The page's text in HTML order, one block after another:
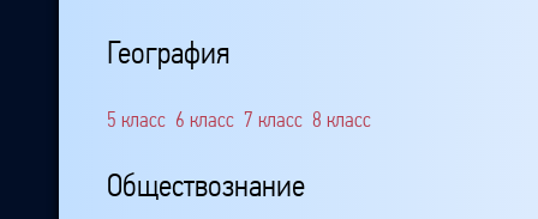
География
5 класс 6 класс 7 класс 8 класс
Обществознание